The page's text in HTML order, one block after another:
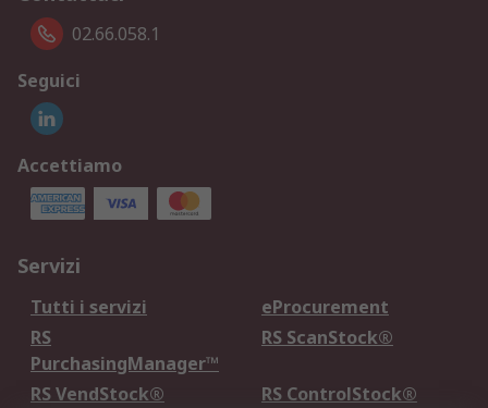
02.66.058.1
Seguici
Accettiamo
Servizi
Tutti i servizi
eProcurement
RS
PurchasingManager™
RS ScanStock®
RS VendStock®
RS ControlStock®